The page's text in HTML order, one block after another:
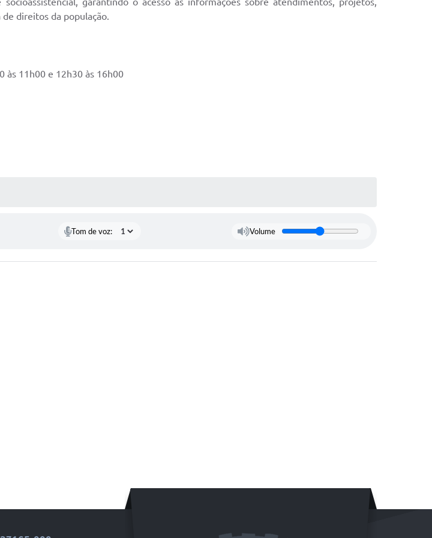
Concursos e Processos Seletivos
direitos da população.
às 11h00 e 12h30 às 16h00
Tom de voz: Volume